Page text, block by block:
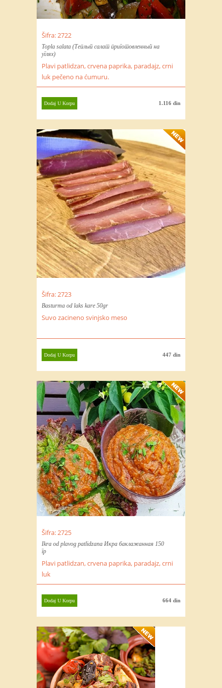
Šifra: 2722
Topla salata (Теплый салат приготовленный на
углях)
Plavi patlidzan, crvena paprika, paradajz, crni
luk pečeno na ćumuru.
1.116 din
Dodaj U Korpu
Šifra: 2723
Basturma od laks kare 50gr
Suvo zacineno svinjsko meso
447 din
Dodaj U Korpu
Šifra: 2725
Ikra od plavog patlidzana Икра баклажанная 150
гр
Plavi patlidzan, crvena paprika, paradajz, crni
luk
664 din
Dodaj U Korpu